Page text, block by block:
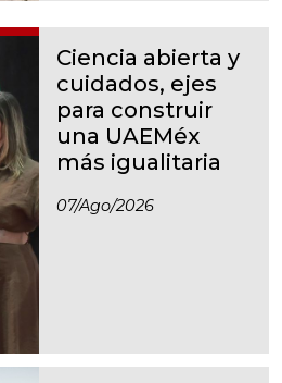
Ciencia abierta y
cuidados, ejes
para construir
una UAEMéx
más igualitaria
07/ago/2026